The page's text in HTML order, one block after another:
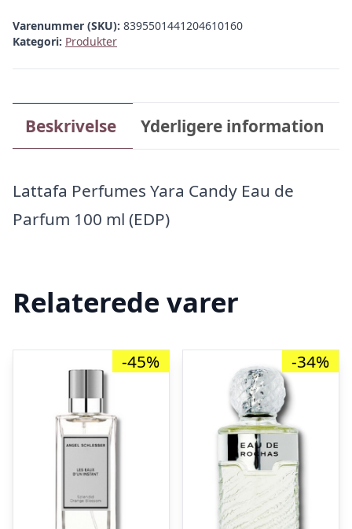
Varenummer (SKU): 8395501441204610160
Kategori: Produkter
Beskrivelse Yderligere information
Lattafa Perfumes Yara Candy Eau de
Parfum 100 ml (EDP)
Relaterede varer
-45% -34%